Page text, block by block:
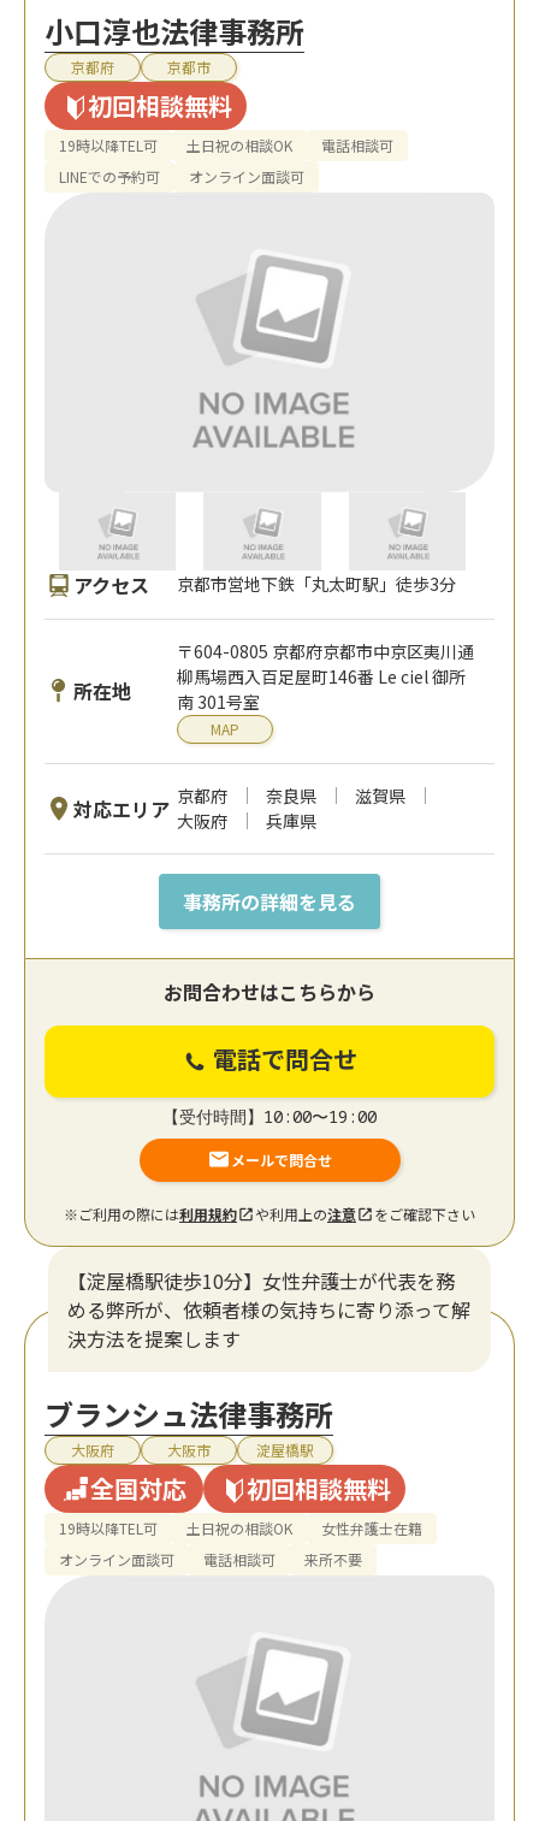
小口淳也法律事務所
京都府 京都市
初回相談無料
19時以降TEL可 土日祝の相談OK
電話相談可
LINEでの予約可
オンライン面談可
アクセス 京都市営地下鉄「丸太町駅」徒歩3分
所在地
〒604-0805 京都府京都市中京区夷川通
柳馬場西入百足屋町146番 Le ciel 御所
南 301号室
MAP
対応エリア 京都府 奈良県
滋賀県
大阪府
兵庫県
事務所の詳細を見る
お問合わせはこちらから
電話で問合せ
【受付時間】10:00〜19:00
メールで問合せ
※ご利用の際には利用規約 や利用上の注意 をご確認下さい
【淀屋橋駅徒歩10分】女性弁護士が代表を務
める弊所が、依頼者様の気持ちに寄り添って解
決方法を提案します
ブランシュ法律事務所
大阪府 大阪市 淀屋橋駅
全国対応 初回相談無料
19時以降TEL可 土日祝の相談OK
女性弁護士在籍
オンライン面談可
電話相談可 来所不要